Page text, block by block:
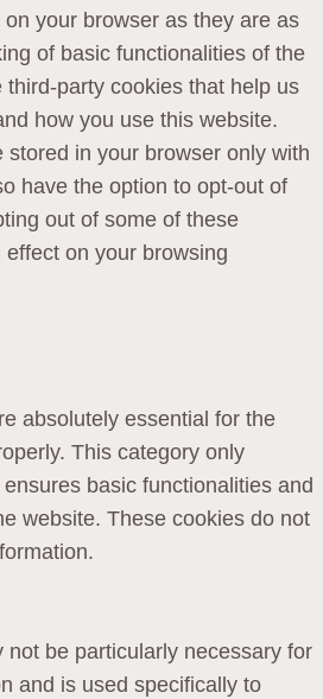
your browser as they are as
of basic functionalities of the
party cookies that help us
how you use this website.
stored in your browser only with
have the option to opt-out of
out of some of these
on your browsing
absolutely essential for the
This category only
basic functionalities and
website. These cookies do not
not be particularly necessary for
and is used specifically to